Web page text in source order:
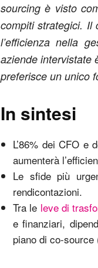
sourcing è visto
compiti strategici. Il
l’efficienza nella
aziende intervistate
preferisce un unico
In sintesi
L’86% dei CFO e
aumenterà
Le sfide più
rendicontazioni.
Tra le leve di
e finanziari,
piano di co-source